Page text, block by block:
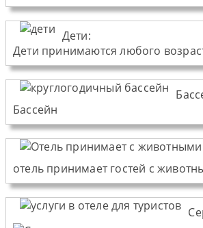
Дети:
Дети принимаются любого
Бассейн
отель принимает гостей с